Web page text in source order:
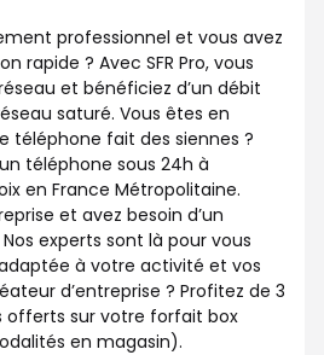
professionnel et vous avez
rapide ? Avec SFR Pro, vous
et bénéficiez d’un débit
saturé. Vous êtes en
téléphone fait des siennes ?
téléphone sous 24h à
en France Métropolitaine.
et avez besoin d’un
experts sont là pour vous
à votre activité et vos
d’entreprise ? Profitez de 3
offerts sur votre forfait box
en magasin).